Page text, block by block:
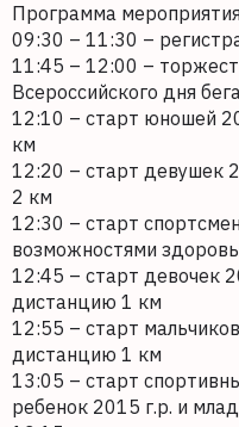
Программа
09:30 – 11:30 –
11:45 – 12:00 –
Всероссийского дня
12:10 – старт юношей
км
12:20 – старт девушек
2 км
12:30 – старт
возможностями
12:45 – старт девочек
дистанцию 1 км
12:55 – старт
дистанцию 1 км
13:05 – старт
ребенок 2015 г.р. и